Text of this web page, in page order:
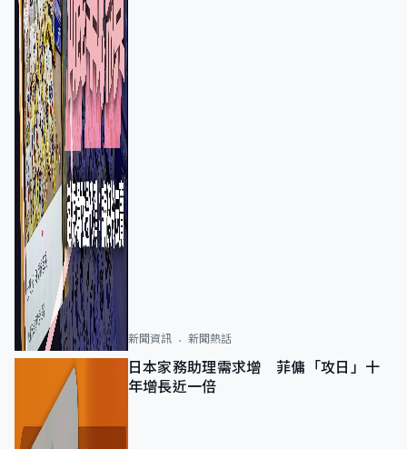
新聞資訊 新聞熱話
日本家務助理需求增 菲傭「攻日」十
年增長近一倍